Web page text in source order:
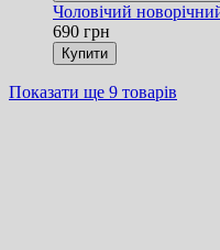
Чоловічий
690 грн
Купити
Показати ще 9 товарів